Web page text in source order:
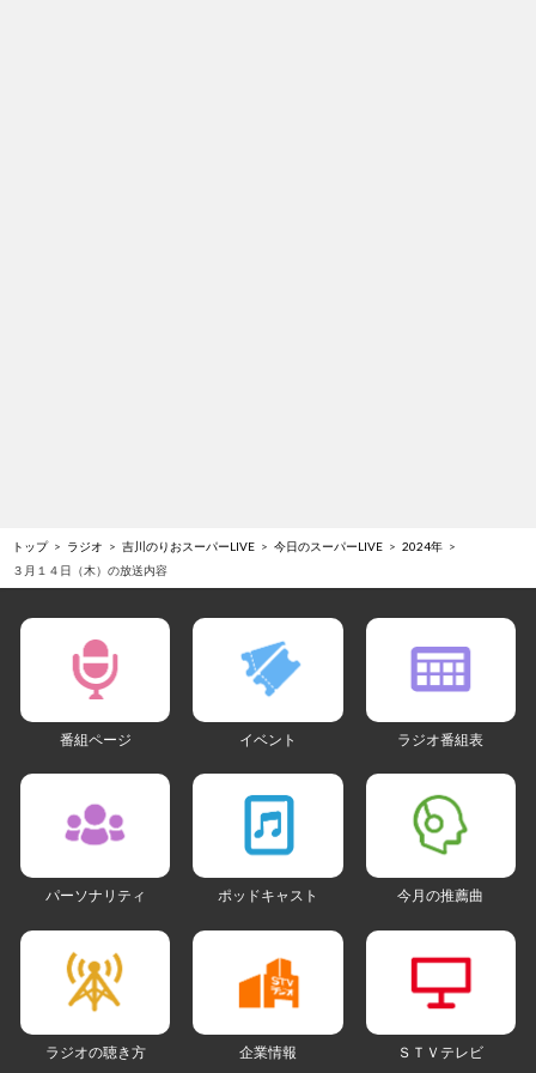
トップ ラジオ 吉川のりおスーパーLIVE 今日のスーパーLIVE
2024年
３月１４日（木）の放送内容
番組ページ イベント ラジオ番組表
パーソナリティ ポッドキャスト 今月の推薦曲
ラジオの聴き方 企業情報 ＳＴＶテレビ